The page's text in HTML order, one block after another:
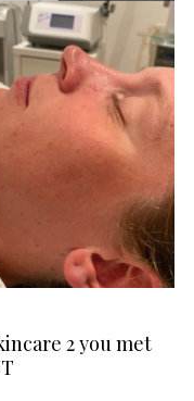
2 you met